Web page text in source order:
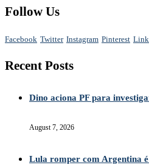
Follow Us
Facebook Twitter Instagram Pinterest
Recent Posts
Dino aciona PF para
August 7, 2026
Lula romper com Argentina